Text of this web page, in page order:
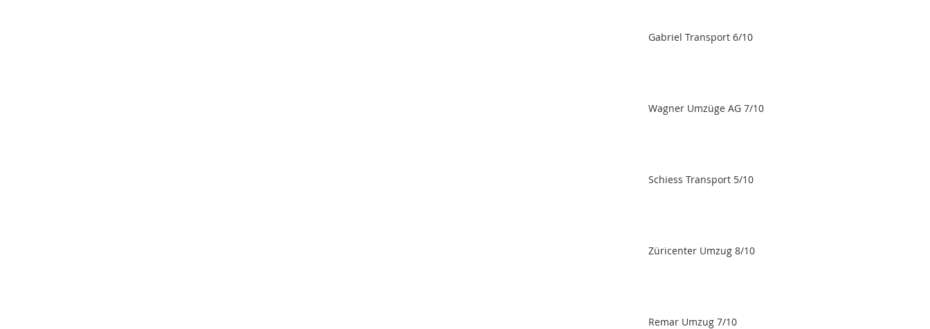
Gabriel Transport 6/10
Wagner Umzüge AG 7/10
Schiess Transport 5/10
Züricenter Umzug 8/10
Remar Umzug 7/10